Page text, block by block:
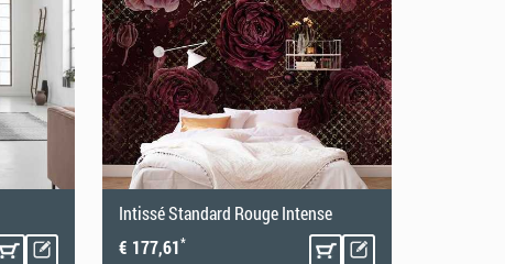
Intissé Standard Rouge Intense
€ 177,61*